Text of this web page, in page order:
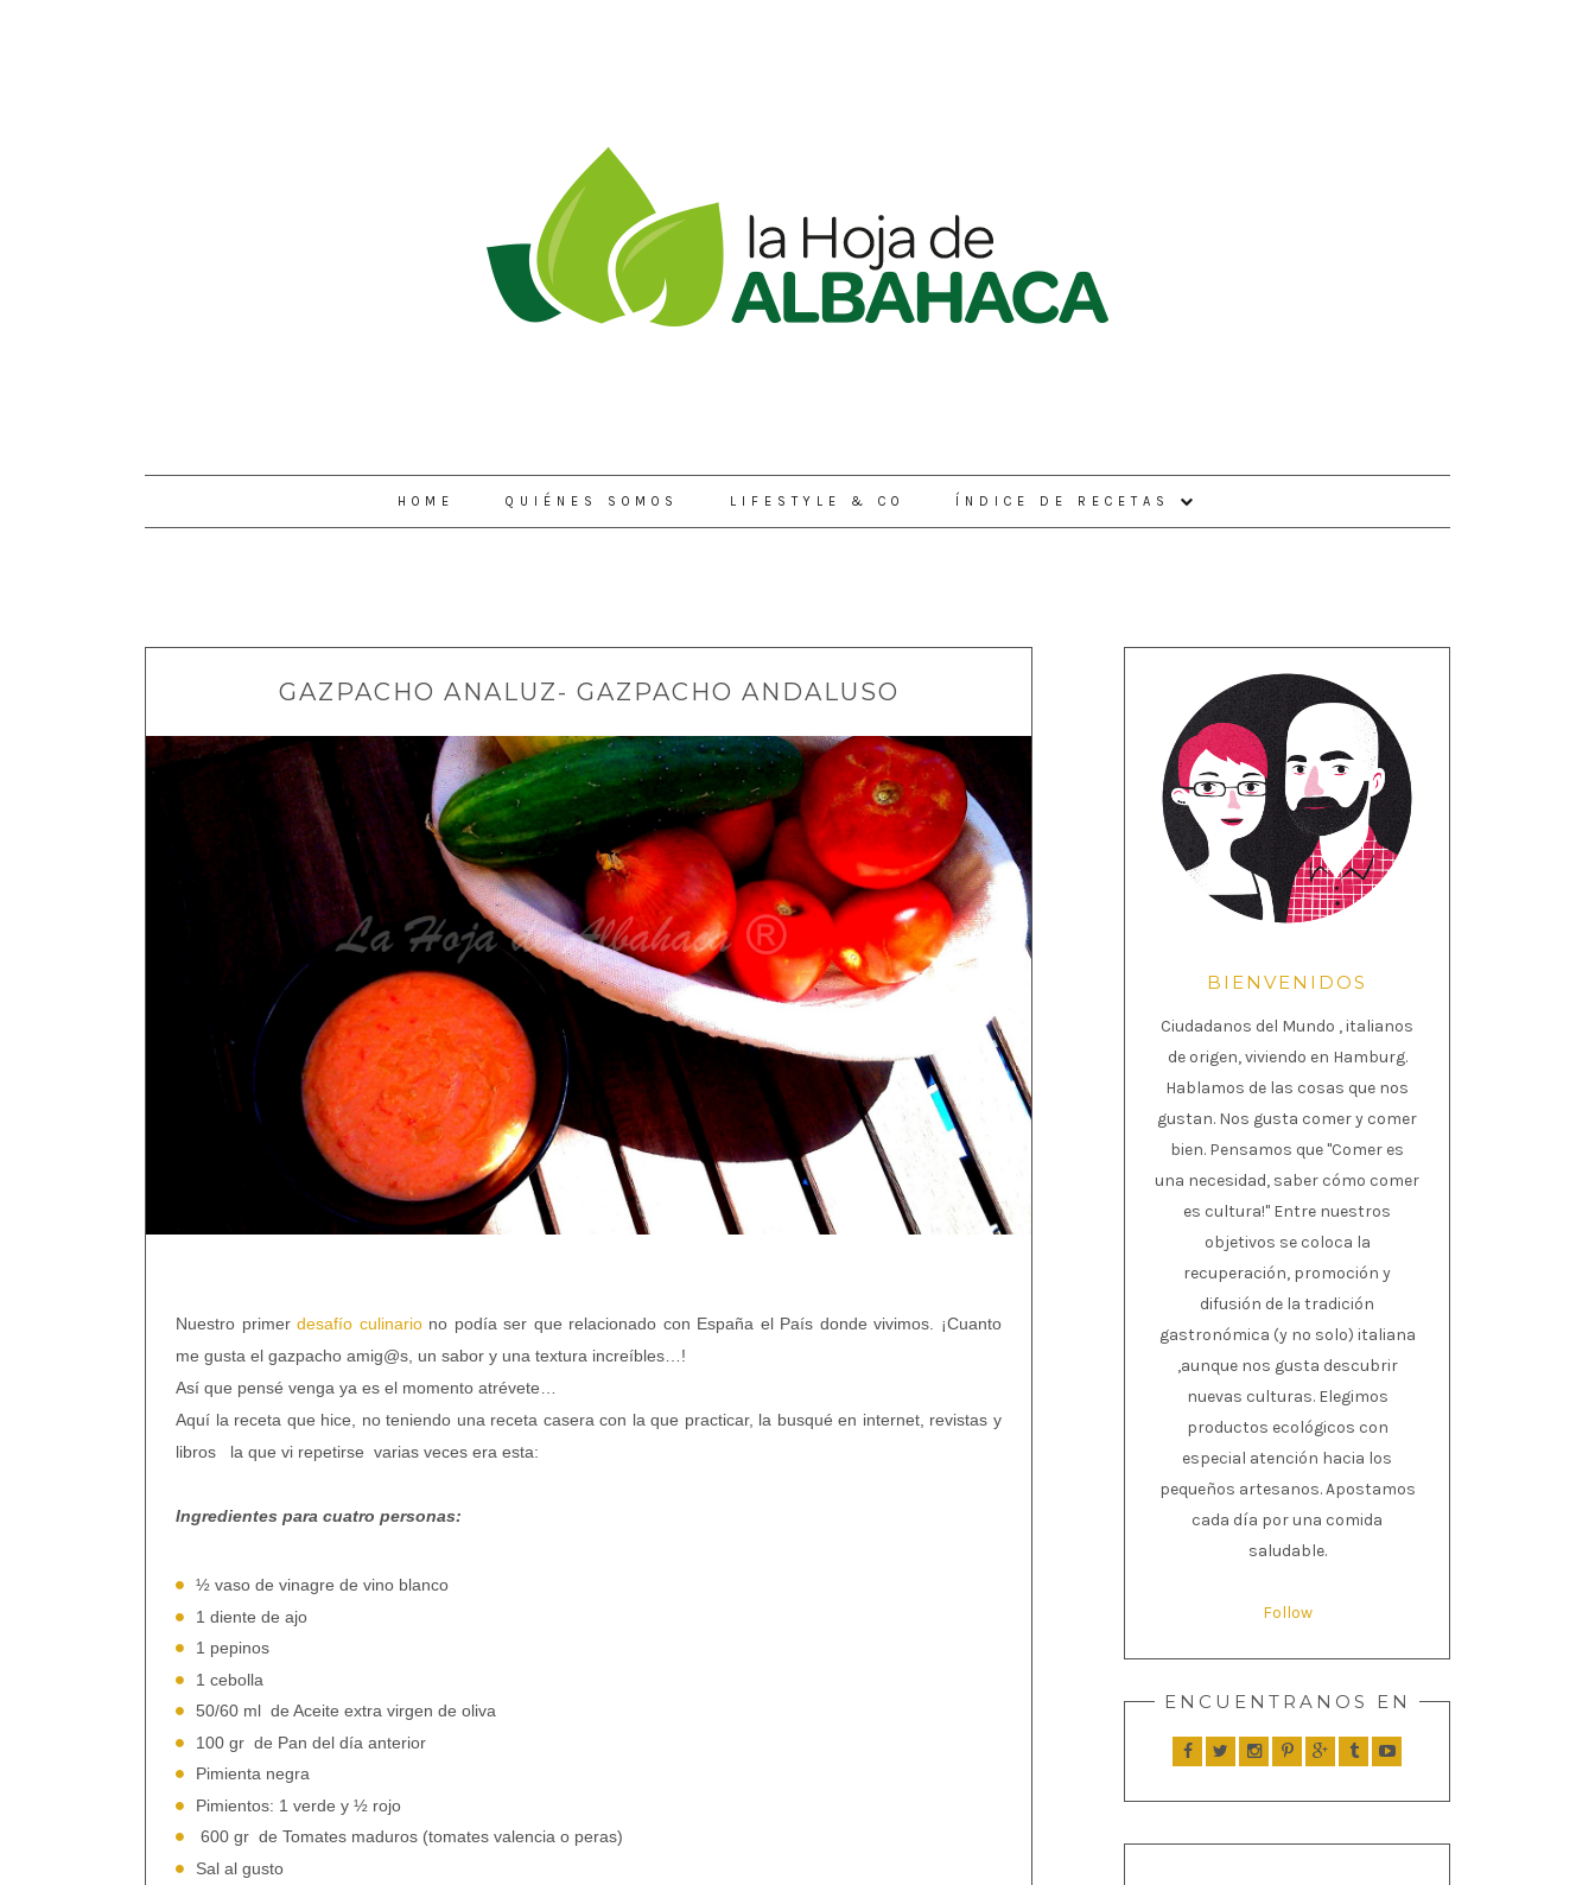
HOME QUIÉNES SOMOS LIFESTYLE & CO ÍNDICE DE RECETAS
GAZPACHO ANALUZ- GAZPACHO ANDALUSO
Nuestro primerdesafío culinariono podía ser que relacionado con España el País donde vivimos. ¡Cuanto
me gusta el gazpacho amig@s, un sabor y una textura increíbles…!
Así que pensé venga ya es el momento atrévete…
Aquí la receta que hice, no teniendo una receta casera con la que practicar, la busqué en internet, revistas y
libros la que vi repetirse varias veces era esta:
Ingredientes para cuatro personas:
½ vaso de vinagre de vino blanco
1 diente de ajo
1 pepinos
1 cebolla
50/60 ml de Aceite extra virgen de oliva
100 gr de Pan del día anterior
Pimienta negra
Pimientos: 1 verde y ½ rojo
600 gr de Tomates maduros (tomates valencia o peras)
Sal al gusto
BIENVENIDOS
Ciudadanos del Mundo , italianos
de origen, viviendo en Hamburg.
Hablamos de las cosas que nos
gustan. Nos gusta comer y comer
bien. Pensamos que "Comer es
una necesidad, saber cómo comer
es cultura!" Entre nuestros
objetivos se coloca la
recuperación, promoción y
difusión de la tradición
gastronómica (y no solo) italiana
,aunque nos gusta descubrir
nuevas culturas. Elegimos
productos ecológicos con
especial atención hacia los
pequeños artesanos. Apostamos
cada día por una comida
saludable.
Follow
ENCUENTRANOS EN